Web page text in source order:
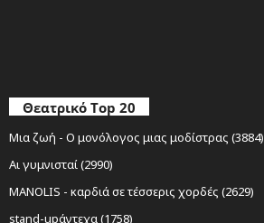
Θεατρικό Top 20
Μια ζωή - Ο μονόλογος μιας μοδίστρας (3884)
Αι γυμνισταί (2990)
MANOLIS - καρδιά σε τέσσερις χορδές (2629)
stand-upάντεχα (1758)